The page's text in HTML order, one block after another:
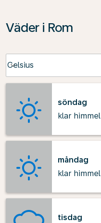
Väder i Rom
Celsius
keyboard_arrow_down
söndag
klar himmel
måndag
klar himmel
tisdag